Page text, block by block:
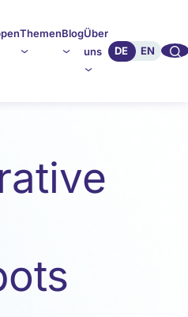
ThemenBlogÜber
uns
DE EN 🔍︎︎